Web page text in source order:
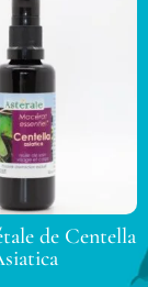
de Centella